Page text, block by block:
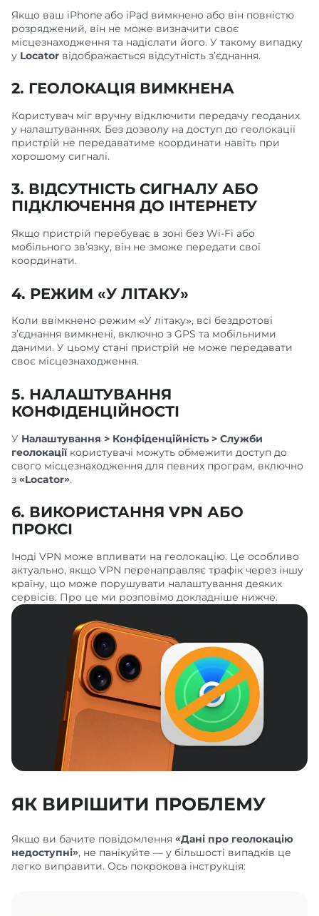
Якщо ваш iPhone або iPad вимкнено або він повністю
розряджений, він не може визначити своє
місцезнаходження та надіслати його. У такому випадку
у Locator відображається відсутність з’єднання.
2. ГЕОЛОКАЦІЯ ВИМКНЕНА
Користувач міг вручну відключити передачу геоданих
у налаштуваннях. Без дозволу на доступ до геолокації
пристрій не передаватиме координати навіть при
хорошому сигналі.
3. ВІДСУТНІСТЬ СИГНАЛУ АБО
ПІДКЛЮЧЕННЯ ДО ІНТЕРНЕТУ
Якщо пристрій перебуває в зоні без Wi-Fi або
мобільного зв’язку, він не зможе передати свої
координати.
4. РЕЖИМ «У ЛІТАКУ»
Коли ввімкнено режим «У літаку», всі бездротові
з’єднання вимкнені, включно з GPS та мобільними
даними. У цьому стані пристрій не може передавати
своє місцезнаходження.
5. НАЛАШТУВАННЯ
КОНФІДЕНЦІЙНОСТІ
У Налаштування > Конфіденційність > Служби
геолокації користувачі можуть обмежити доступ до
свого місцезнаходження для певних програм, включно
з «Locator».
6. ВИКОРИСТАННЯ VPN АБО
ПРОКСІ
Іноді VPN може впливати на геолокацію. Це особливо
актуально, якщо VPN перенаправляє трафік через іншу
країну, що може порушувати налаштування деяких
сервісів. Про це ми розповімо докладніше нижче.
ЯК ВИРІШИТИ ПРОБЛЕМУ
Якщо ви бачите повідомлення «Дані про геолокацію
недоступні», не панікуйте — у більшості випадків це
легко виправити. Ось покрокова інструкція: